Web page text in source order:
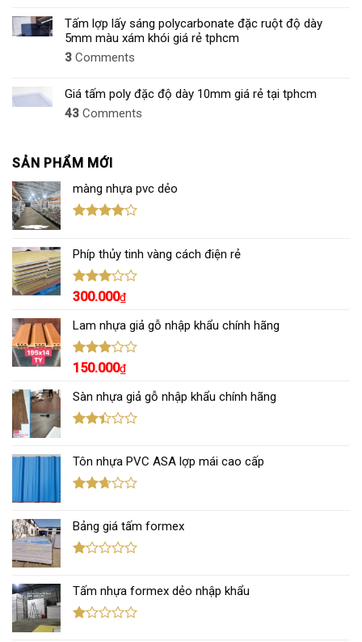
Tấm lợp lấy sáng polycarbonate đặc ruột độ dày
5mm màu xám khói giá rẻ tphcm
3 Comments
Giá tấm poly đặc độ dày 10mm giá rẻ tại tphcm
43 Comments
SẢN PHẨM MỚI
màng nhựa pvc dẻo
4.00 5
sao
Phíp thủy tinh vàng cách điện rẻ
Được
hạng
3.00 5
sao
300.000₫
Lam nhựa giả gỗ nhập khẩu chính hãng
Được
hạng
3.00 5
sao
150.000₫
Sàn nhựa giả gỗ nhập khẩu chính hãng
hạng
2.43
5 sao
Tôn nhựa PVC ASA lợp mái cao cấp
hạng
2.67
5 sao
Bảng giá tấm formex
hạng
1.12
5
Tấm nhựa formex dẻo nhập khẩu